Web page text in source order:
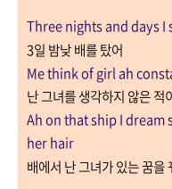
Three nights and days I
3일 밤낮 배를 탔어
Me think of girl ah
난 그녀를 생각하지 않은 적
Ah on that ship I dream
her hair
배에서 난 그녀가 있는 꿈을